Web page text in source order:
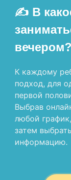
✍ В
вечером?
К каждому
подход, для
первой
Выбрав
любой
затем
информацию.